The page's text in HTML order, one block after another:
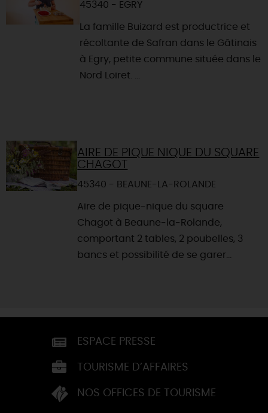
45340 - EGRY
La famille Buizard est productrice et
récoltante de Safran dans le Gâtinais
à Egry, petite commune située dans le
Nord Loiret. ...
AIRE DE PIQUE NIQUE DU SQUARE
CHAGOT
45340 - BEAUNE-LA-ROLANDE
Aire de pique-nique du square
Chagot à Beaune-la-Rolande,
comportant 2 tables, 2 poubelles, 3
bancs et possibilité de se garer...
ESPACE PRESSE
TOURISME D’AFFAIRES
NOS OFFICES DE TOURISME